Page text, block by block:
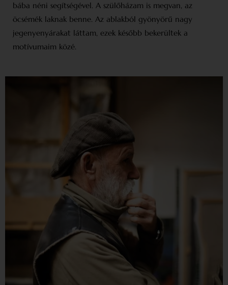
bába néni segítségével. A szülőházam is megvan, az
öcsémék laknak benne. Az ablakból gyönyörű nagy
jegenyenyárakat láttam, ezek később bekerültek a
motívumaim közé.